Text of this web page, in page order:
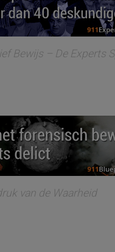
Bewijs – De Experts
van de Waarheid